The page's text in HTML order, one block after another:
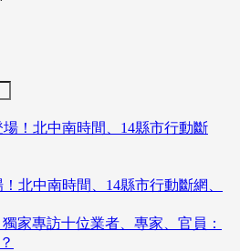
北中南時間、14縣市行動斷網、